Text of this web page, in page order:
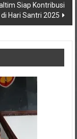
Siap Kontribusi
Hari Santri 2025